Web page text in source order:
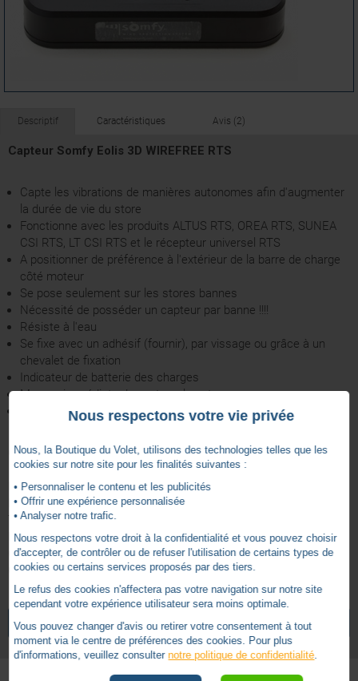
Descriptif Caractéristiques Avis (2)
Capteur Somfy Eolis 3D WIREFREE RTS
Capte les vibrations de manières autonomes afin d'augmenter
la durée de vie du store
Fonctionne avec les produits ALTUS RTS, OREA RTS, SUNEA
CSI RTS, LT CSI RTS et le récepteur universel RTS
A positionner de préférence à l'extérieur de la barre de charge
côté moteur
Se pose seulement sur les stores bannes
Nécessité de posséder un capteur par banne !!!!
Résiste à l'eau
Se fixe avec un adhésif (fournir), par vissage ou grâce à un
chevalet de fixation
Indicateur de batterie des charges
Mesure immédiate du vent sur les stores
Possibilité de personnaliser le seuil
Caractéristiques
Longueur / largeur : 153 x 38 mm
Epaisseur : 25 mm
Type de batterie : AAA (LR03)
Indice de protection : IP 44
Champ d'action libre : 150 m
Colori : gris creme
Garantie 4.5
VOIR TOUS LES ARTICLESSOMFY
Nous respectons votre vie privée
Nous, la Boutique du Volet, utilisons des technologies telles que les
cookies sur notre site pour les finalités suivantes :
• Personnaliser le contenu et les publicités
• Offrir une expérience personnalisée
• Analyser notre trafic.
Nous respectons votre droit à la confidentialité et vous pouvez choisir
d'accepter, de contrôler ou de refuser l'utilisation de certains types de
cookies ou certains services proposés par des tiers.
Le refus des cookies n'affectera pas votre navigation sur notre site
cependant votre expérience utilisateur sera moins optimale.
Vous pouvez changer d'avis ou retirer votre consentement à tout
moment via le centre de préférences des cookies. Pour plus
d'informations, veuillez consulter notre politique de confidentialité.